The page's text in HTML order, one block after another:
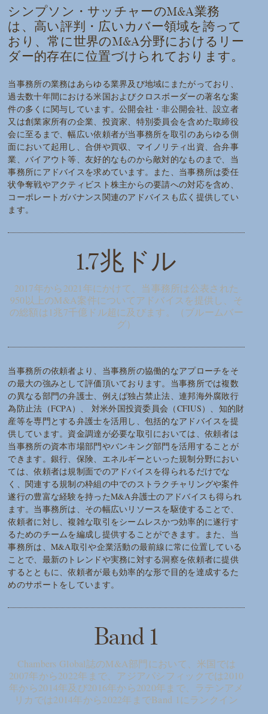
シンプソン・サッチャーのM&A業務
は、高い評判・広いカバー領域を誇って
おり、常に世界のM&A分野におけるリー
ダー的存在に位置づけられております。
当事務所の業務はあらゆる業界及び地域にまたがっており、
過去数十年間における米国およびクロスボーダーの著名な案
件の多くに関与しています。公開会社・非公開会社、設立者
又は創業家所有の企業、投資家、特別委員会を含めた取締役
会に至るまで、幅広い依頼者が当事務所を取引のあらゆる側
面において起用し、合併や買収、マイノリティ出資、合弁事
業、バイアウト等、友好的なものから敵対的なものまで、当
事務所にアドバイスを求めています。また、当事務所は委任
状争奪戦やアクティビスト株主からの要請への対応を含め、
コーポレートガバナンス関連のアドバイスも広く提供してい
ます。
1.7兆ドル
2017年から2021年にかけて、当事務所は公表された
950以上のM&A案件についてアドバイスを提供し、そ
の総額は1兆7千億ドル超に及びます。（ブルームバー
グ）
当事務所の依頼者より、当事務所の協働的なアプローチをそ
の最大の強みとして評価頂いております。当事務所では複数
の異なる部門の弁護士、例えば独占禁止法、連邦海外腐敗行
為防止法（FCPA）、 対米外国投資委員会（CFIUS）、知的財
産等を専門とする弁護士を活用し、包括的なアドバイスを提
供しています。資金調達が必要な取引においては、依頼者は
当事務所の資本市場部門やバンキング部門を活用することが
できます。銀行、保険、エネルギーといった規制分野におい
ては、依頼者は規制面でのアドバイスを得られるだけでな
く、関連する規制の枠組の中でのストラクチャリングや案件
遂行の豊富な経験を持ったM&A弁護士のアドバイスも得られ
ます。当事務所は、その幅広いリソースを駆使することで、
依頼者に対し、複雑な取引をシームレスかつ効率的に遂行す
るためのチームを編成し提供することができます。また、当
事務所は、M&A取引や企業活動の最前線に常に位置している
ことで、最新のトレンドや実務に対する洞察を依頼者に提供
するとともに、依頼者が最も効率的な形で目的を達成するた
めのサポートをしています。
Band 1
Chambers Global誌のM&A部門において、米国では
2007年から2022年まで、アジアパシフィックでは2010
年から2014年及び2016年から2020年まで、ラテンアメ
リカでは2014年から2022年までBand 1にランクイン